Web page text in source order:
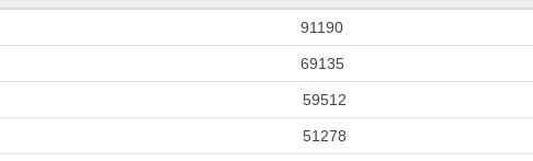
91190
69135
59512
51278